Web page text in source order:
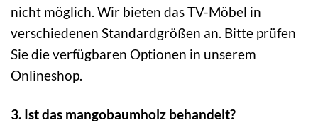
nicht möglich. Wir bieten das TV-Möbel in
verschiedenen Standardgrößen an. Bitte prüfen
Sie die verfügbaren Optionen in unserem
Onlineshop.
3. Ist das mangobaumholz behandelt?